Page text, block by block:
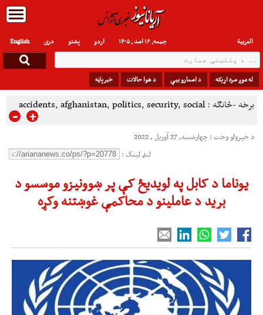
English دری پشتو العربیة اردو جمعه, ۱۶ اسد , ۱۴۰۵
له موږ سره اړیکه د اسعارو بیې د هوا حالات خبرپاڼه
برخه -څانګه : accidents, afghanistan, politics, security, social
- +
د خپرولو وخت : چهارشنبه, 27 آوریل , 2022
لنډ لینک :
یوناما د کابل په لویدیځ کې پر ښوونیزو موسسو د
برید د عاملینو د محاکمې غوښتنه وکړه